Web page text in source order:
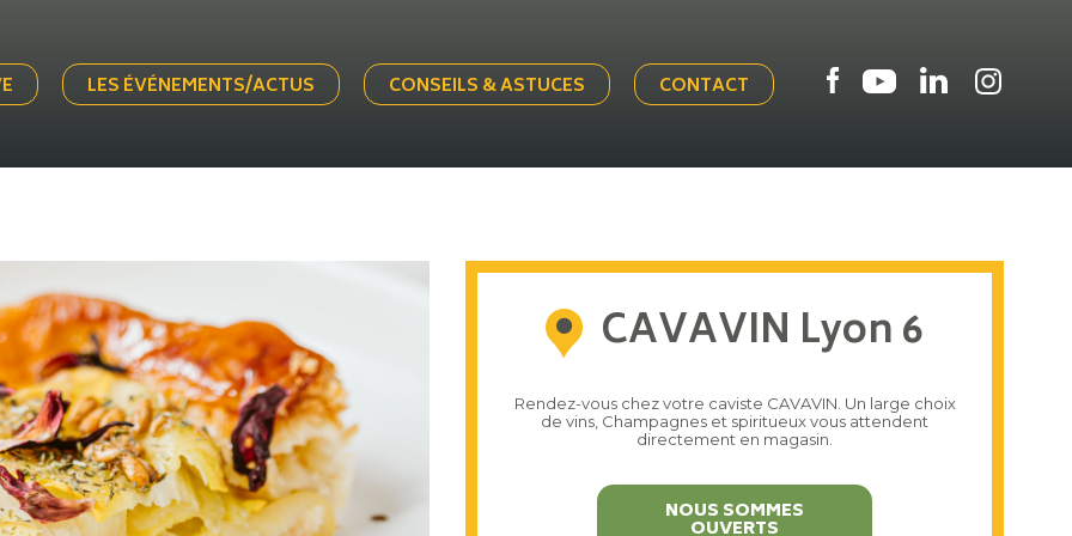
LES ÉVÉNEMENTS/ACTUS CONSEILS & ASTUCES CONTACT
CAVAVIN Lyon 6
Rendez-vous chez votre caviste CAVAVIN. Un large choix
de vins, Champagnes et spiritueux vous attendent
directement en magasin.
NOUS SOMMES
OUVERTS